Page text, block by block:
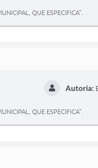
QUE ESPECIFICA”.
Autoria:
QUE ESPECIFICA”.